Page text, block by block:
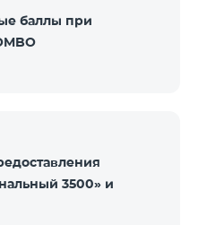
баллы при
3500» и